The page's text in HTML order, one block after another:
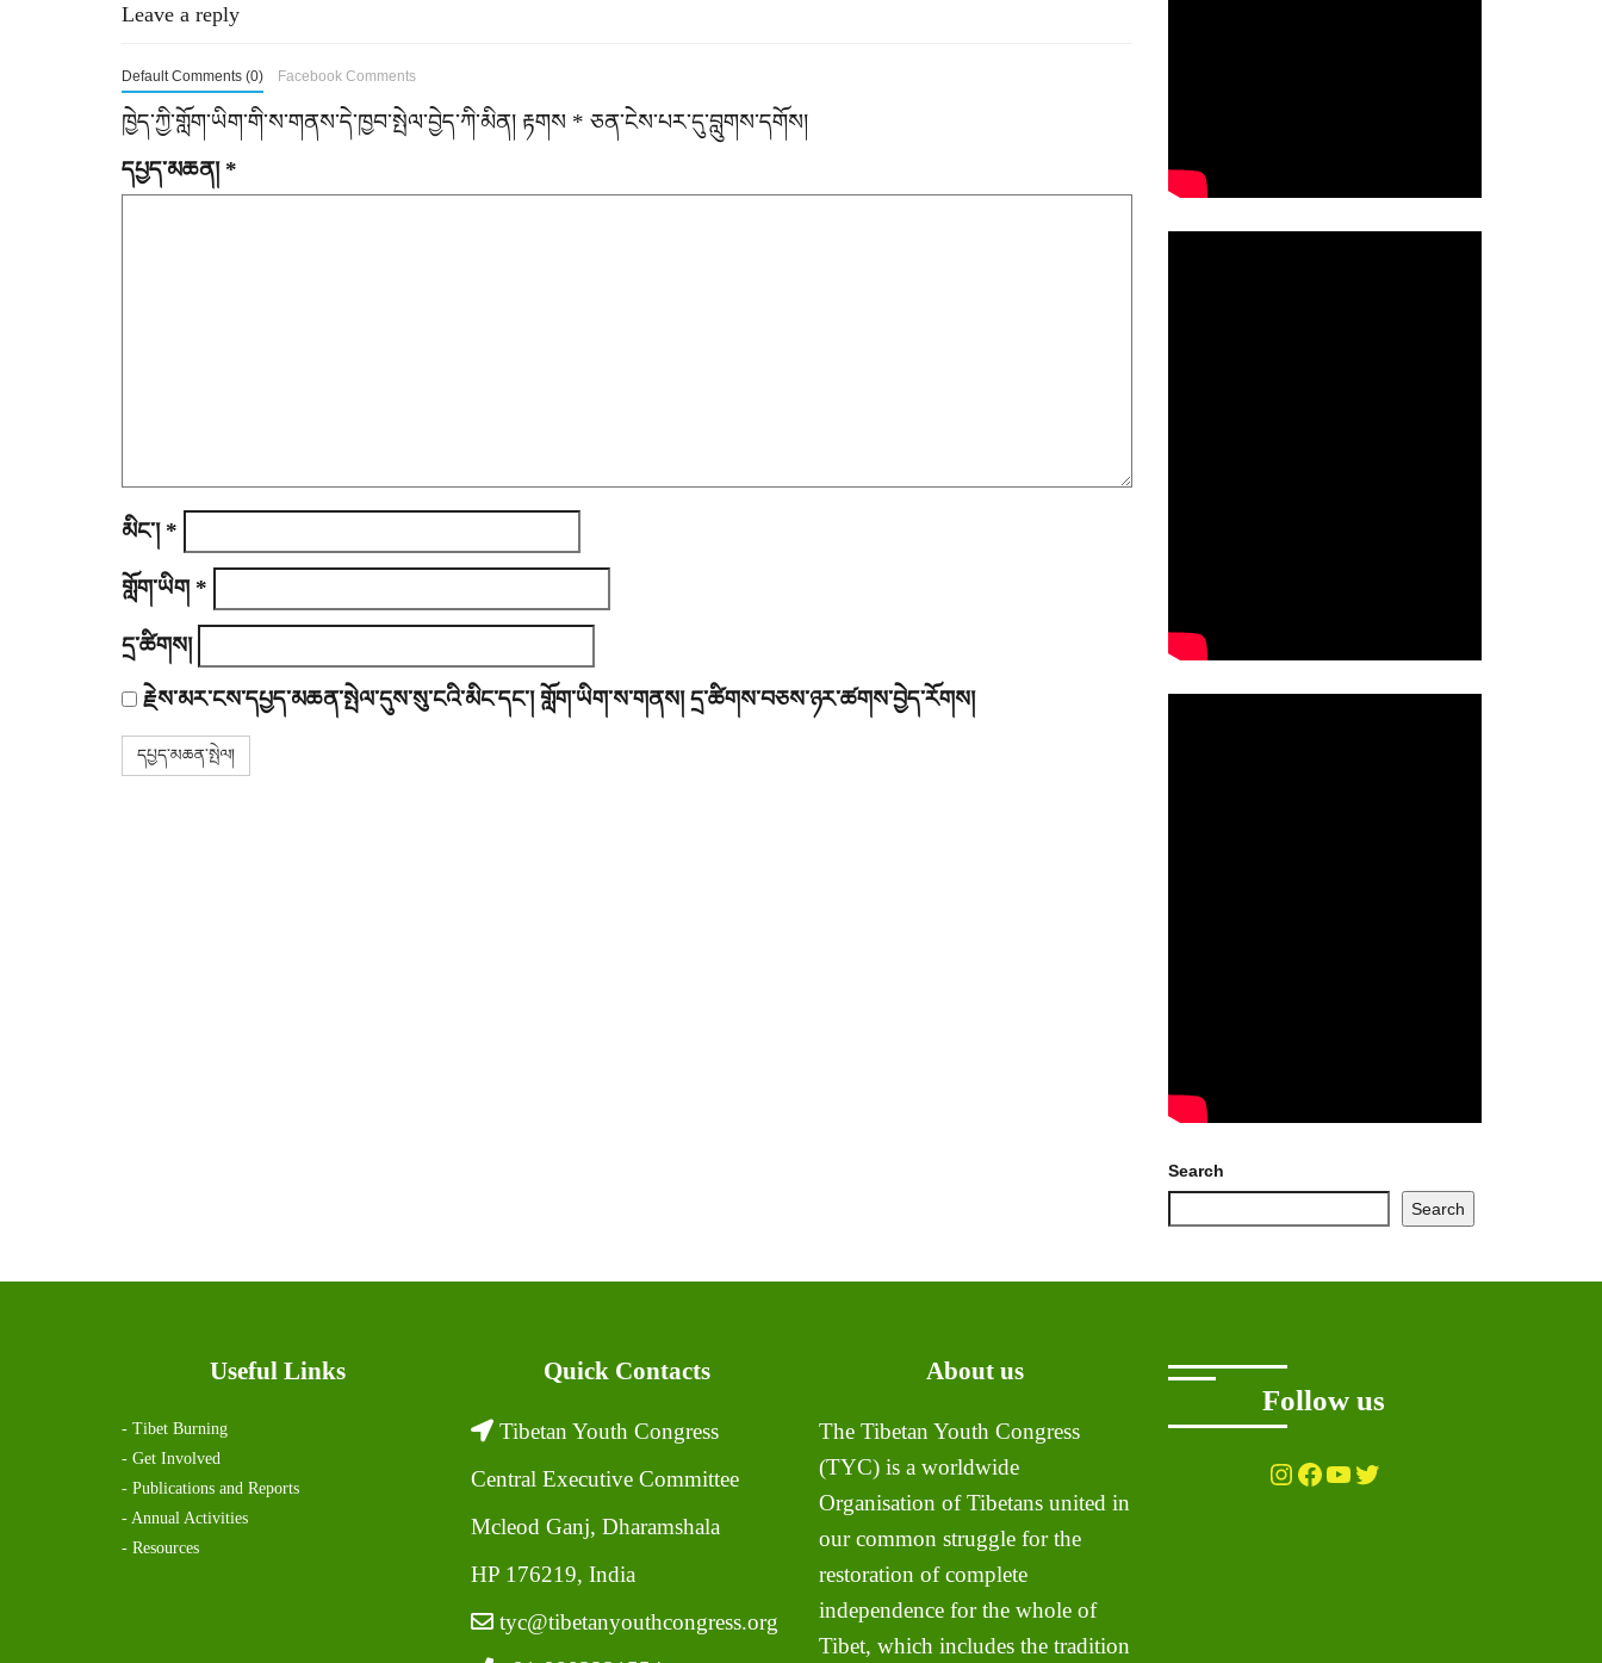
t
n
a
v
n
Leave a reply
Default Comments (0) Facebook Comments
ཁྱེད་ཀྱི་གློག་ཡིག་གི་ས་གནས་དེ་ཁྱབ་སྤེལ་བྱེད་ཀི་མིན། རྟགས * ཅན་ངེས་པར་དུ་བླུགས་དགོས།
དཔྱད་མཆན། *
མིང་། *
གློག་ཡིག *
དྲ་ཚིགས།
རྗེས་མར་ངས་དཔྱད་མཆན་སྤེལ་དུས་སུ་ངའི་མིང་དང་། གློག་ཡིག་ས་གནས། དྲ་ཚིགས་བཅས་ཉར་ཚགས་བྱེད་རོགས།
Search
Search
Useful Links
- Tibet Burning
- Get Involved
- Publications and Reports
- Annual Activities
- Resources
Quick Contacts
Tibetan Youth Congress
Central Executive Committee
Mcleod Ganj, Dharamshala
HP 176219, India
tyc@tibetanyouthcongress.org
About us
The Tibetan Youth Congress
(TYC) is a worldwide
Organisation of Tibetans united in
our common struggle for the
restoration of complete
independence for the whole of
Tibet, which includes the tradition
Follow us
Instagram Facebook YouTube Twitter